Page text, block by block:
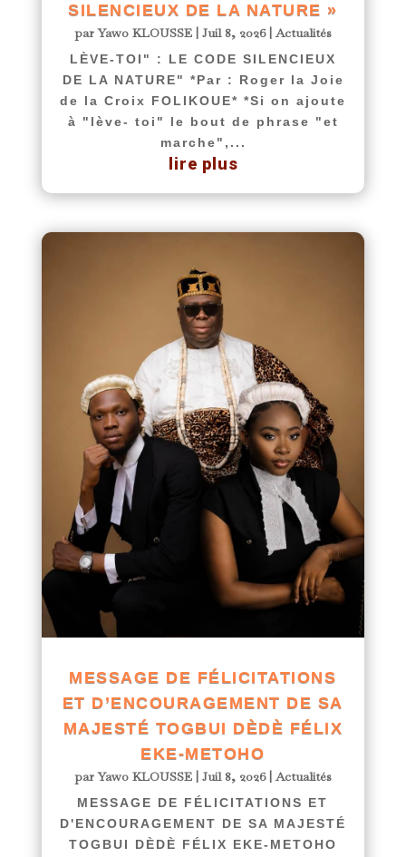
SILENCIEUX DE LA NATURE »
parYawo KLOUSSE| Juil 8, 2026|Actualités
LÈVE-TOI" : LE CODE SILENCIEUX
DE LA NATURE" *Par : Roger la Joie
de la Croix FOLIKOUE* *Si on ajoute
à "lève- toi" le bout de phrase "et
marche",...
lire plus
MESSAGE DE FÉLICITATIONS
ET D’ENCOURAGEMENT DE SA
MAJESTÉ TOGBUI DÈDÈ FÉLIX
EKE-METOHO
parYawo KLOUSSE| Juil 8, 2026|Actualités
MESSAGE DE FÉLICITATIONS ET
D'ENCOURAGEMENT DE SA MAJESTÉ
TOGBUI DÈDÈ FÉLIX EKE-METOHO